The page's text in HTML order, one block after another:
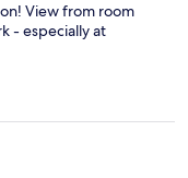
View from room
- especially at